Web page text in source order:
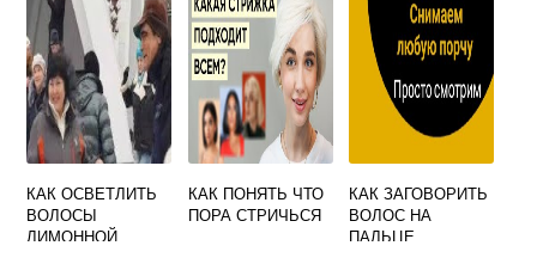
КАК ОСВЕТЛИТЬ
ВОЛОСЫ
ЛИМОННОЙ
КАК ПОНЯТЬ ЧТО
ПОРА СТРИЧЬСЯ
КАК ЗАГОВОРИТЬ
ВОЛОС НА
ПАЛЬЦЕ